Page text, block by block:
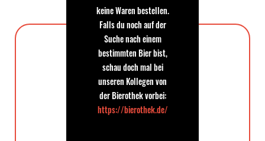
keine Waren bestellen.
Falls du noch auf der
Suche nach einem
bestimmten Bier bist,
schau doch mal bei
unseren Kollegen von
der Bierothek vorbei:
https://bierothek.de/